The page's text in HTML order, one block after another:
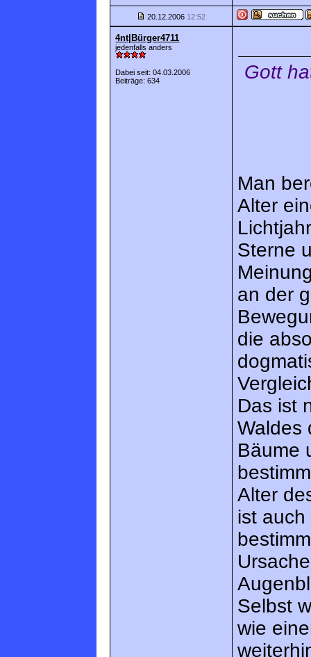
20.12.2006 12:52
4nt|Bürger4711
jedenfalls anders
Dabei seit: 04.03.2006
Beiträge: 634
Gott
Man
Alter
Sterne
an der
die
Das ist
Waldes
Bäume
Alter
ist
Selbst
wie